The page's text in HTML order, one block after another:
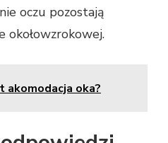
oczu pozostają
okołowzrokowej.
akomodacja oka?